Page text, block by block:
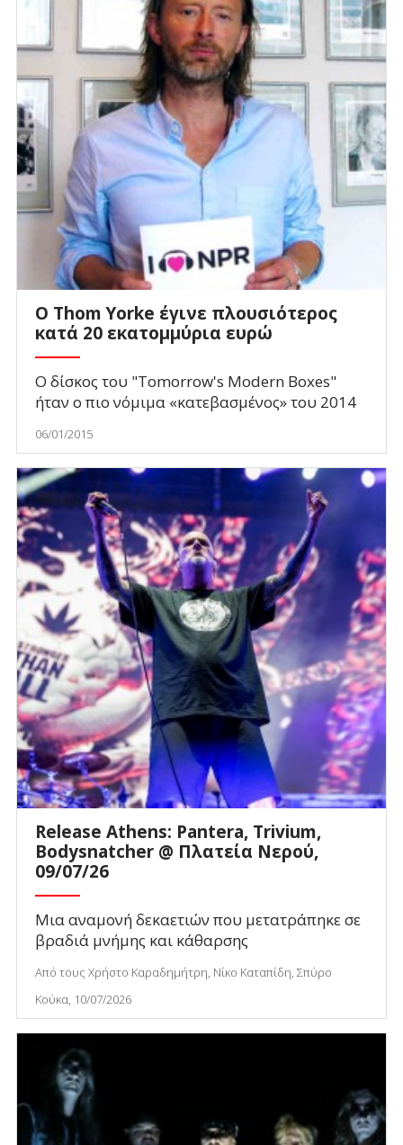
O Thom Yorke έγινε πλουσιότερος
κατά 20 εκατομμύρια ευρώ
Ο δίσκος του "Tomorrow's Modern Boxes"
ήταν ο πιο νόμιμα «κατεβασμένος» του 2014
06/01/2015
Release Athens: Pantera, Trivium,
Bodysnatcher @ Πλατεία Νερού,
09/07/26
Μια αναμονή δεκαετιών που μετατράπηκε σε
βραδιά μνήμης και κάθαρσης
Από τους Χρήστο Καραδημήτρη, Νίκο Καταπίδη, Σπύρο
Κούκα, 10/07/2026